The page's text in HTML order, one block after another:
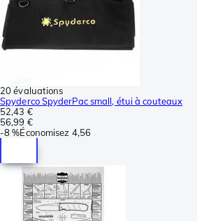
20 évaluations
Spyderco SpyderPac small, étui à couteaux
52,43 €
56,99 €
-8 %Économisez 4,56